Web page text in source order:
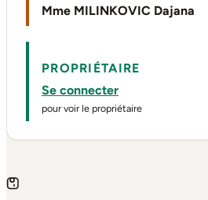
Mme MILINKOVIC Dajana
PROPRIÉTAIRE
Se connecter
pour voir le propriétaire